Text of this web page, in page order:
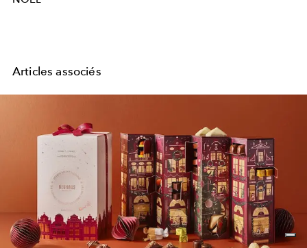
Articles associés